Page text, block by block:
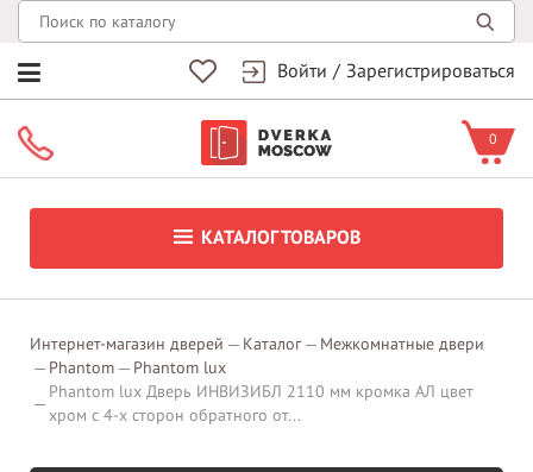
Войти / Зарегистрироваться
0
КАТАЛОГ ТОВАРОВ
Интернет-магазин дверей Каталог
Межкомнатные двери
Phantom
Phantom lux
Phantom lux Дверь ИНВИЗИБЛ 2110 мм кромка АЛ цвет
хром c 4-x сторон обратного от...